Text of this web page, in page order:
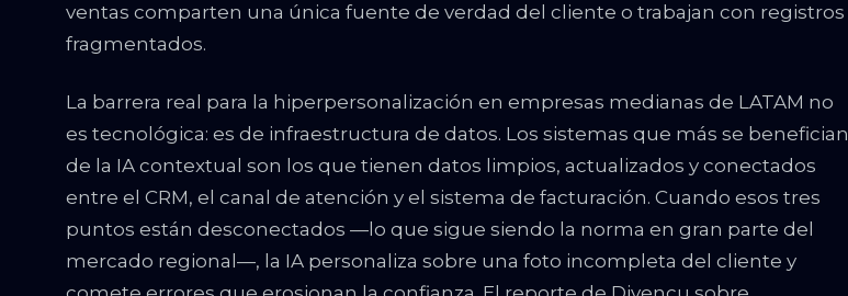
ventas comparten una única fuente de verdad del cliente o trabajan con registros
fragmentados.
La barrera real para la hiperpersonalización en empresas medianas de LATAM no
es tecnológica: es de infraestructura de datos. Los sistemas que más se benefician
de la IA contextual son los que tienen datos limpios, actualizados y conectados
entre el CRM, el canal de atención y el sistema de facturación. Cuando esos tres
puntos están desconectados —lo que sigue siendo la norma en gran parte del
mercado regional—, la IA personaliza sobre una foto incompleta del cliente y